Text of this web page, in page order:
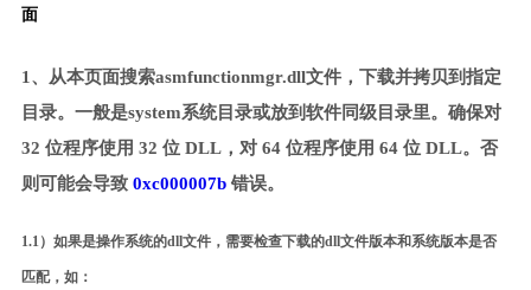
面
1、从本页面搜索asmfunctionmgr.dll文件，下载并拷贝到指定
目录。一般是system系统目录或放到软件同级目录里。确保对
32 位程序使用 32 位 DLL，对 64 位程序使用 64 位 DLL。否
则可能会导致 0xc000007b错误。
1.1）如果是操作系统的dll文件，需要检查下载的dll文件版本和系统版本是否
匹配，如：